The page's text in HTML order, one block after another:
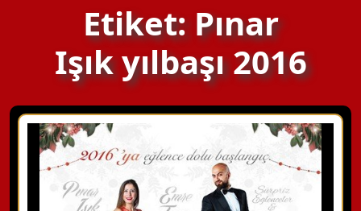
Etiket: Pınar
Işık yılbaşı 2016